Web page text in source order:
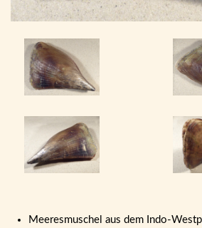
Meeresmuschel aus dem Indo-